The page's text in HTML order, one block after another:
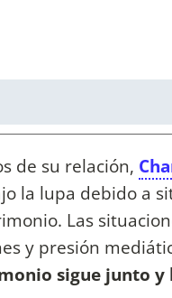
de su relación,
la lupa debido a
Las
y presión
sigue junto y